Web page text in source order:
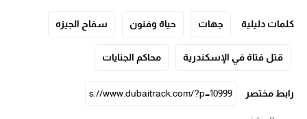
كلمات دليلية جهات حياة وفنون سفاح الجيزه
قتل فتاة في الإسكندرية محاكم الجنايات
رابط مختصر